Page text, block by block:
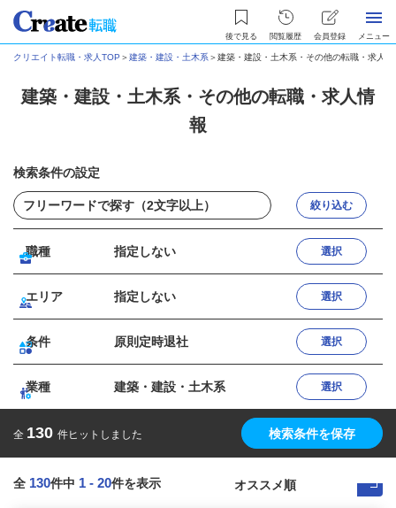
後で見る 閲覧履歴 会員登録 メニュー
クリエイト転職・求人TOP ＞建築・建設・土木系＞建築・建設・土木系・その他の転職・求人情
建築・建設・土木系・その他の転職・求人情
報
検索条件の設定
絞り込む
職種 指定しない 選択
エリア 指定しない 選択
条件 原則定時退社 選択
業種 建築・建設・土木系 選択
全 130 件ヒットしました 検索条件を保存
全 130件中 1 - 20件を表示